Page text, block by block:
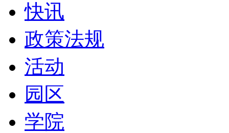
快讯
政策法规
活动
园区
学院